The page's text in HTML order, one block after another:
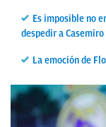
PAPARAZZI
OKDIARIO
Es imposible no
despedir a Casemiro
La emoción de